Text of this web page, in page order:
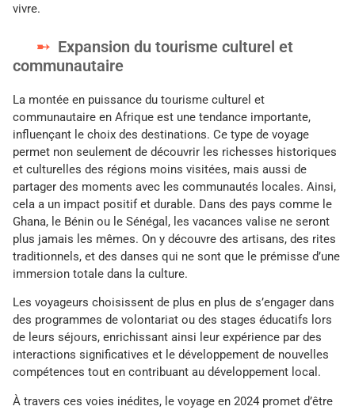
vivre.
Expansion du tourisme culturel et
communautaire
La montée en puissance du tourisme culturel et
communautaire en Afrique est une tendance importante,
influençant le choix des destinations. Ce type de voyage
permet non seulement de découvrir les richesses historiques
et culturelles des régions moins visitées, mais aussi de
partager des moments avec les communautés locales. Ainsi,
cela a un impact positif et durable. Dans des pays comme le
Ghana, le Bénin ou le Sénégal, les vacances valise ne seront
plus jamais les mêmes. On y découvre des artisans, des rites
traditionnels, et des danses qui ne sont que le prémisse d’une
immersion totale dans la culture.
Les voyageurs choisissent de plus en plus de s’engager dans
des programmes de volontariat ou des stages éducatifs lors
de leurs séjours, enrichissant ainsi leur expérience par des
interactions significatives et le développement de nouvelles
compétences tout en contribuant au développement local.
À travers ces voies inédites, le voyage en 2024 promet d’être